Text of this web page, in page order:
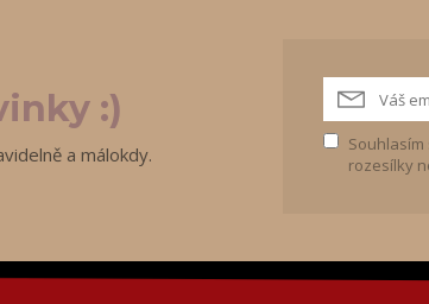
:)
a málokdy. Souhlasím
rozesílky